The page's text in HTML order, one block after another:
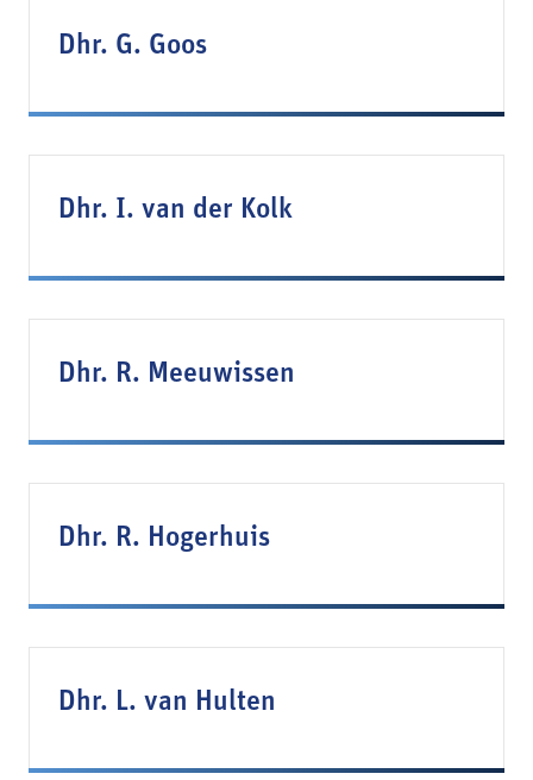
Dhr. G. Goos
Dhr. I. van der Kolk
Dhr. R. Meeuwissen
Dhr. R. Hogerhuis
Dhr. L. van Hulten